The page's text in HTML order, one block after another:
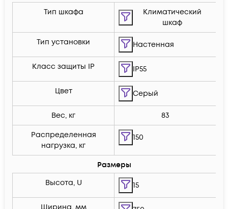
Тип шкафа
Климатический
шкаф
Тип установки
Настенная
Класс защиты IP IP55
Цвет Серый
Вес, кг
83
Распределенная
нагрузка, кг
150
Размеры
Высота, U
15